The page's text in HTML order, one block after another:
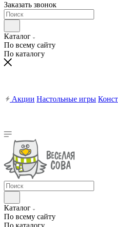
Заказать звонок
Каталог
По всему сайту
По каталогу
Акции Настольные игры
Каталог
По всему сайту
По каталогу